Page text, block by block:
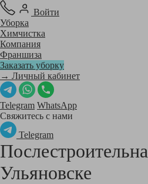
Войти
Уборка
Химчистка
Компания
Франшиза
Заказать уборку
→ Личный кабинет
Telegram WhatsApp
Свяжитесь с нами
Telegram
Ульяновске